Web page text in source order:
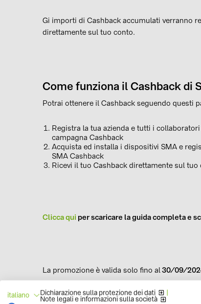
Gi importi di Cashback accumulati verranno
direttamente sul tuo conto.
Come funziona il Cashback di
Potrai ottenere il Cashback seguendo questi
Registra la tua azienda e tutti i
campagna Cashback
Acquista ed installa i dispositivi SMA e
SMA Cashback
Ricevi il tuo Cashback direttamente sul tuo
Clicca qui per scaricare la guida completa e
La promozione è valida solo fino al30/09/
italiano Dichiarazione sulla protezione dei dati |
Note legali e informazioni sulla società